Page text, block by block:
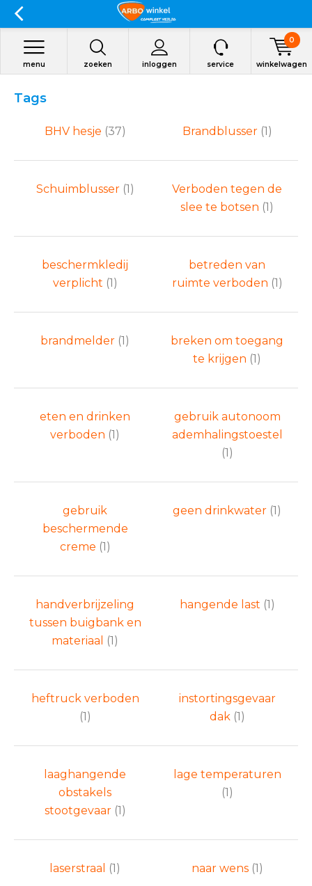
zoeken inloggen
menu service winkelwagen
0
Tags
BHV hesje (37) Brandblusser (1)
Schuimblusser (1)
Verboden tegen de
slee te botsen (1)
beschermkledij
verplicht (1)
betreden van
ruimte verboden (1)
brandmelder (1)
breken om toegang
te krijgen (1)
eten en drinken
verboden (1)
gebruik autonoom
ademhalingstoestel
(1)
gebruik
beschermende
creme (1)
geen drinkwater (1)
handverbrijzeling
tussen buigbank en
materiaal
(1)
hangende last (1)
heftruck verboden
(1)
instortingsgevaar
dak (1)
laaghangende
obstakels
stootgevaar (1)
lage temperaturen
(1)
laserstraal (1) naar wens (1)